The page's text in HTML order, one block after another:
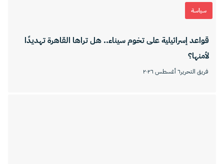
سياسة
قواعد إسرائيلية على تخوم سيناء.. هل تراها القاهرة تهديدًا
لأمنها؟
فريق التحرير٦ أغسطس ٢٠٢٦